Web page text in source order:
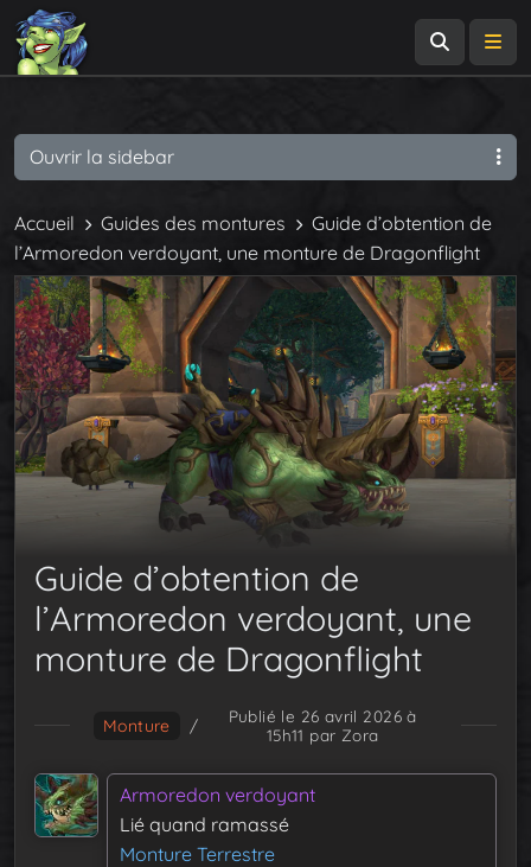
Accueil Guides des montures
Guide d’obtention de
l’Armoredon verdoyant, une monture de Dragonflight
Guide d’obtention de
l’Armoredon verdoyant, une
monture de Dragonflight
Monture /
Publié le 26 avril 2026 à
15h11 par Zora
Armoredon verdoyant
Lié quand ramassé
Monture Terrestre
Ouvrir la sidebar